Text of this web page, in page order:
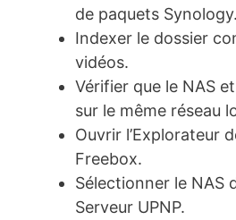
de paquets Synology.
Indexer le dossier
vidéos.
Vérifier que le NAS
sur le même réseau
Ouvrir l’Explorateur
Freebox.
Sélectionner le NAS
Serveur UPNP.